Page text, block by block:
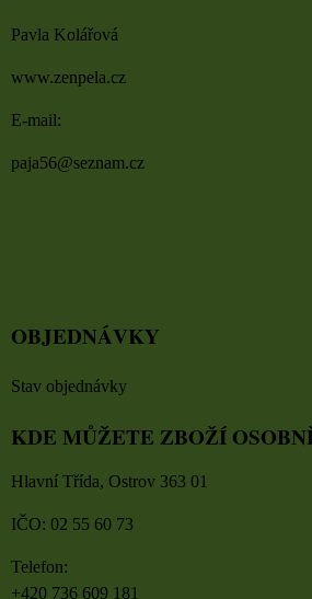
Pavla Kolářová
www.zenpela.cz
E-mail:
paja56@seznam.cz
OBJEDNÁVKY
Stav objednávky
KDE MŮŽETE ZBOŽÍ
Hlavní Třída, Ostrov 363 01
IČO: 02 55 60 73
Telefon:
+420 736 609 181